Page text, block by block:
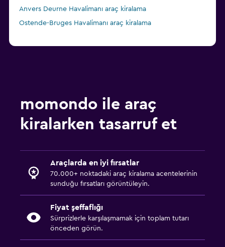
Anvers Deurne Havalimanı araç kiralama
Ostende-Bruges Havalimanı araç kiralama
momondo ile araç
kiralarken tasarruf et
Araçlarda en iyi fırsatlar
70.000+ noktadaki araç kiralama acentelerinin
sunduğu fırsatları görüntüleyin.
Fiyat şeffaflığı
Sürprizlerle karşılaşmamak için toplam tutarı
önceden görün.